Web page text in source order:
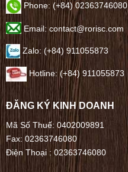
Phone:(+84) 02363746080
Email: contact@rorisc.com
Zalo: (+84) 911055873
Hotline: (+84) 911055873
ĐĂNG KÝ KINH DOANH
Mã Số Thuế: 0402009891
Fax: 02363746080
Điện Thoại :02363746080